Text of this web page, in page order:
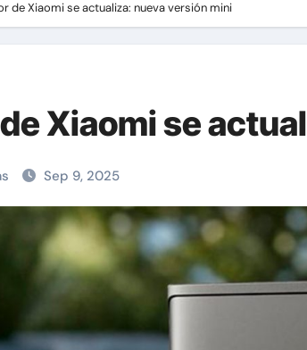
de Xiaomi se actualiza: nueva versión mini
Xiaomi se
Sep 9, 2025